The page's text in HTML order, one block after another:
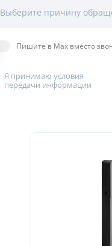
Выберите причину
Пишите в Max вместо
Я принимаю условия
передачи информации